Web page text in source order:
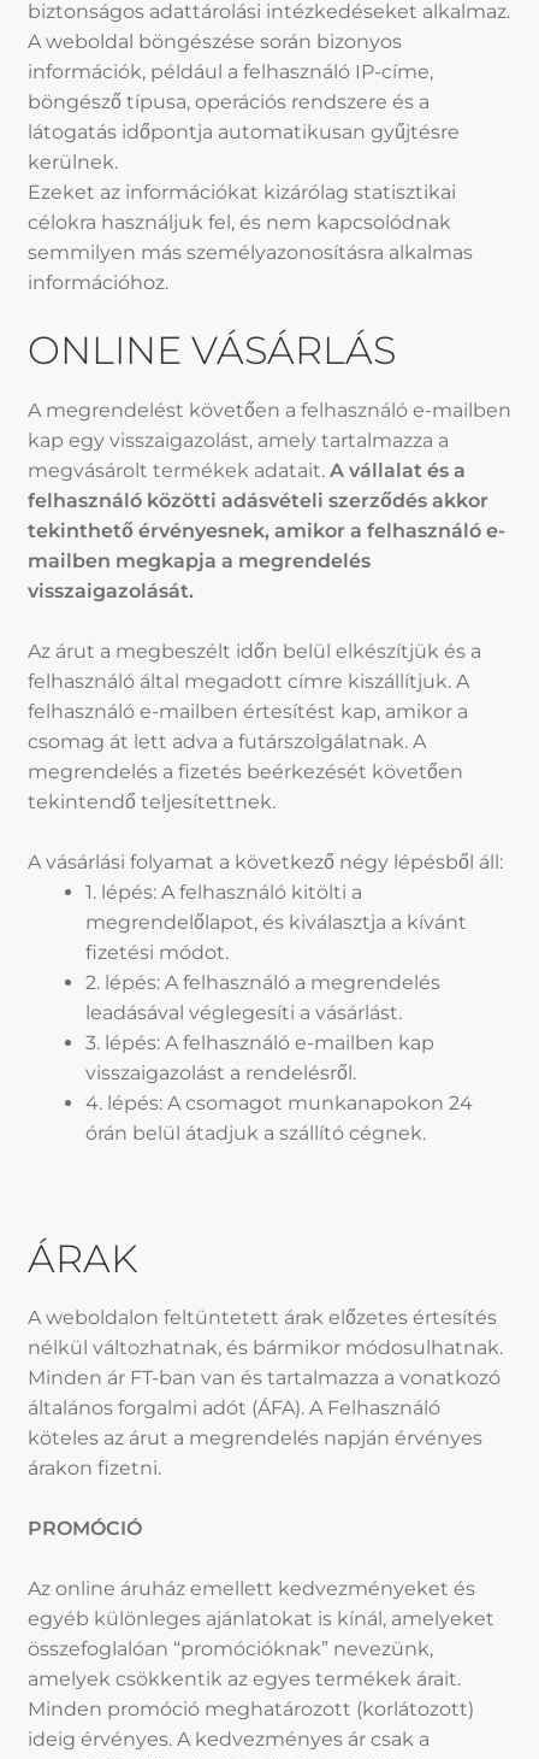
biztonságos adattárolási intézkedéseket alkalmaz.
A weboldal böngészése során bizonyos
információk, például a felhasználó IP-címe,
böngésző típusa, operációs rendszere és a
látogatás időpontja automatikusan gyűjtésre
kerülnek.
Ezeket az információkat kizárólag statisztikai
célokra használjuk fel, és nem kapcsolódnak
semmilyen más személyazonosításra alkalmas
információhoz.
ONLINE VÁSÁRLÁS
A megrendelést követően a felhasználó e-mailben
kap egy visszaigazolást, amely tartalmazza a
megvásárolt termékek adatait. A vállalat és a
felhasználó közötti adásvételi szerződés akkor
tekinthető érvényesnek, amikor a felhasználó e-
mailben megkapja a megrendelés
visszaigazolását.
Az árut a megbeszélt időn belül elkészítjük és a
felhasználó által megadott címre kiszállítjuk. A
felhasználó e-mailben értesítést kap, amikor a
csomag át lett adva a futárszolgálatnak. A
megrendelés a fizetés beérkezését követően
tekintendő teljesítettnek.
A vásárlási folyamat a következő négy lépésből áll:
1. lépés: A felhasználó kitölti a
megrendelőlapot, és kiválasztja a kívánt
fizetési módot.
2. lépés: A felhasználó a megrendelés
leadásával véglegesíti a vásárlást.
3. lépés: A felhasználó e-mailben kap
visszaigazolást a rendelésről.
4. lépés: A csomagot munkanapokon 24
órán belül átadjuk a szállító cégnek.
ÁRAK
A weboldalon feltüntetett árak előzetes értesítés
nélkül változhatnak, és bármikor módosulhatnak.
Minden ár FT-ban van és tartalmazza a vonatkozó
általános forgalmi adót (ÁFA). A Felhasználó
köteles az árut a megrendelés napján érvényes
árakon fizetni.
PROMÓCIÓ
Az online áruház emellett kedvezményeket és
egyéb különleges ajánlatokat is kínál, amelyeket
összefoglalóan “promócióknak” nevezünk,
amelyek csökkentik az egyes termékek árait.
Minden promóció meghatározott (korlátozott)
ideig érvényes. A kedvezményes ár csak a